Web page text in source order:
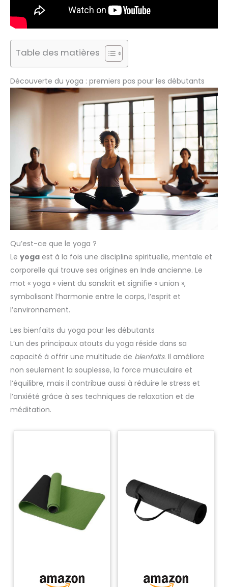
Table des matières
Découverte du yoga : premiers pas pour les débutants
Qu’est-ce que le yoga ?
Le yoga est à la fois une discipline spirituelle, mentale et
corporelle qui trouve ses origines en Inde ancienne. Le
mot « yoga » vient du sanskrit et signifie « union »,
symbolisant l’harmonie entre le corps, l’esprit et
l’environnement.
Les bienfaits du yoga pour les débutants
L’un des principaux atouts du yoga réside dans sa
capacité à offrir une multitude de bienfaits. Il améliore
non seulement la souplesse, la force musculaire et
l’équilibre, mais il contribue aussi à réduire le stress et
l’anxiété grâce à ses techniques de relaxation et de
méditation.